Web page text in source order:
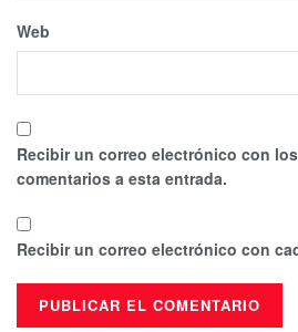
Web
Recibir un correo electrónico con
comentarios a esta entrada.
Recibir un correo electrónico con